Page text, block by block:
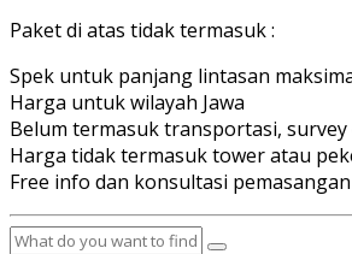
Paket di atas tidak termasuk :
Spek untuk panjang lintasan
Harga untuk wilayah Jawa
Belum termasuk transportasi,
Harga tidak termasuk tower atau
Free info dan konsultasi pemasangan